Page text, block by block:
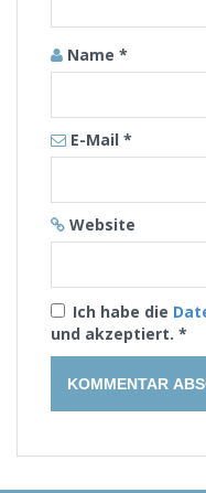
Name *
E-Mail *
Website
Ich habe die
und akzeptiert. *